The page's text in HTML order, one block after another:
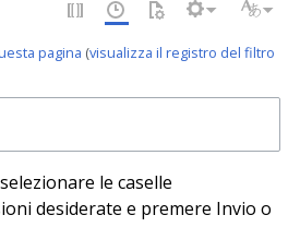
pagina (visualizza il registro del filtro
le caselle
desiderate e premere Invio o